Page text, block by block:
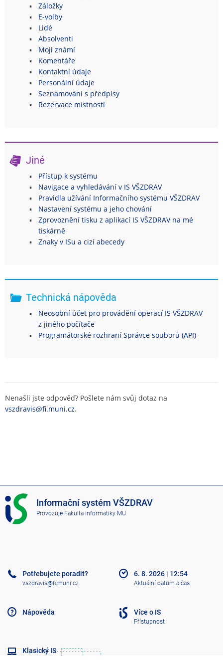
Záložky
E-volby
Lidé
Absolventi
Moji známí
Komentáře
Kontaktní údaje
Personální údaje
Seznamování s předpisy
Rezervace místností
Jiné
Přístup k systému
Navigace a vyhledávání v IS VŠZDRAV
Pravidla užívání Informačního systému VŠZDRAV
Nastavení systému a jeho chování
Zprovoznění tisku z aplikací IS VŠZDRAV na mé
tiskárně
Znaky v ISu a cizí abecedy
Technická nápověda
Neosobní účet pro provádění operací IS VŠZDRAV
z jiného počítače
Programátorské rozhraní Správce souborů (API)
Nenašli jste odpověď? Pošlete nám svůj dotaz na
vszdravis@fi.muni.cz.
I
S
V
A
Informační systém VŠZDRAV
Provozuje Fakulta informatiky MU
Potřebujete poradit?
vszdravis@fi.muni.cz
Nápověda
Klasický IS
6. 8. 2026 | 12:54
Aktuální datum a čas
Více o IS
Přístupnost